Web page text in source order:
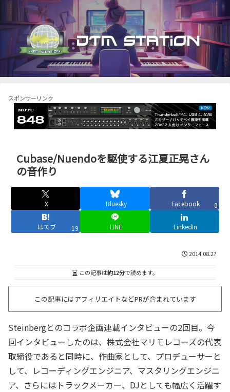
スポンサーリンク
Cubase/Nuendoを駆使する江夏正晃さん
の音作り
X Bluesky Facebook 0
はてブ 19 LINE LinkedIn
2014.08.27
この記事は約12分で読めます。
この記事にはアフィリエイトなどPRが含まれています
Steinbergとのコラボ企画連載インタビューの2回目。今
回インタビューしたのは、株式会社マリモレコーズの代表
取締役であると同時に、作曲家として、プロデューサーと
して、レコーディングエンジニア、マスタリングエンジニ
ア、さらにはトラックメーカー、DJとしても幅広く活躍す